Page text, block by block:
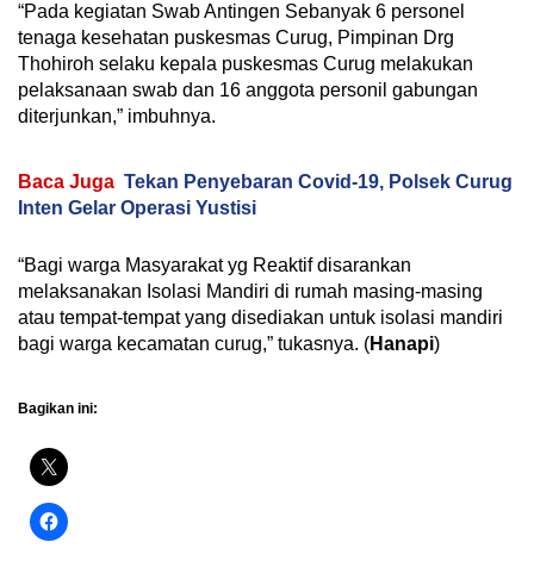
“Pada kegiatan Swab Antingen Sebanyak 6 personel
tenaga kesehatan puskesmas Curug, Pimpinan Drg
Thohiroh selaku kepala puskesmas Curug melakukan
pelaksanaan swab dan 16 anggota personil gabungan
diterjunkan,” imbuhnya.
Baca Juga Tekan Penyebaran Covid-19, Polsek Curug
Inten Gelar Operasi Yustisi
“Bagi warga Masyarakat yg Reaktif disarankan
melaksanakan Isolasi Mandiri di rumah masing-masing
atau tempat-tempat yang disediakan untuk isolasi mandiri
bagi warga kecamatan curug,” tukasnya. (Hanapi)
Bagikan ini: